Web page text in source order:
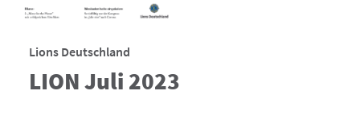
Lions Deutschland
LION Juli 2023